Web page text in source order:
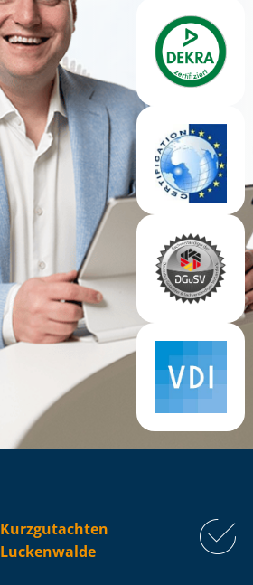
Kurzgutachten
Luckenwalde